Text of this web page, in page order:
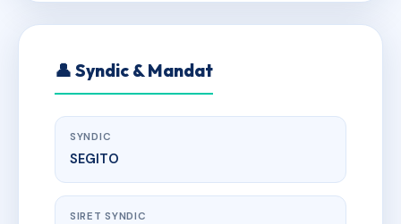
👤 Syndic & Mandat
SYNDIC
SEGITO
SIRET SYNDIC